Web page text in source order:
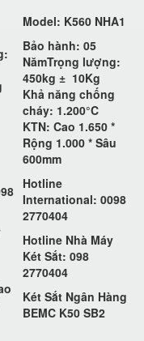
Model: K560 NHA1
Bảo hành: 05
NămTrọng lượng:
450kg ± 10Kg
Khả năng chống
cháy: 1.200°C
KTN: Cao 1.650 *
Rộng 1.000 * Sâu
600mm
Hotline
International: 0098
2770404
Hotline Nhà Máy
Két Sắt: 098
2770404
Két Sắt Ngân Hàng
BEMC K50 SB2